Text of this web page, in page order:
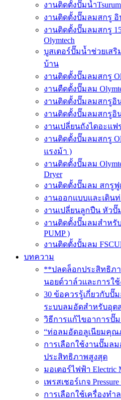
งานติดตั้งปั๊มน้ำ
งานติดตั้งปั๊มลมสกรู อิ
งานติดตั้งปั๊มลมสกรู
Olymtech
บูสเตอร์ปั๊มน้ำช่วยเส
บ้าน
งานติดตั้งปั๊มลมสกรู
งานตืดตั้งปั๊มลม
งานติดตั้งปั๊มลมสกรูอิน
งานติดตั้งปั๊มลมสกรูอิน
งานเปลี่ยนถังไดอะแฟ
งานติดตั้งปั๊มลมสกรู
แรงม้า )
งานติดตั้งปั๊มลม
Dryer
งานติดตั้งปั๊มลม สกรูฟู
งานออกแบบและเดิน
งานเปลี่ยนลูกปืน หัวปั๊
งานติดตั้งปั๊มลมสำหรั
PUMP )
งานติดตั้งปั้มลม
บทความ
**ปลดล็อกประสิทธิภ
นอยด์วาล์วและการใ
30 ข้อควรรู้เกี่ยวกับปั๊
ระบบลมอัดสำหรับอุต
วิธีการแก้ไขอาการปั๊ม
“ท่อลมอัดอลูเนียมคุณ
การเลือกใช้งานปั๊มล
ประสิทธิภาพสูงสุด
มอเตอร์ไฟฟ้า
เพรสเชอร์เกจ Pressure
การเลือกใช้เครื่องทำ